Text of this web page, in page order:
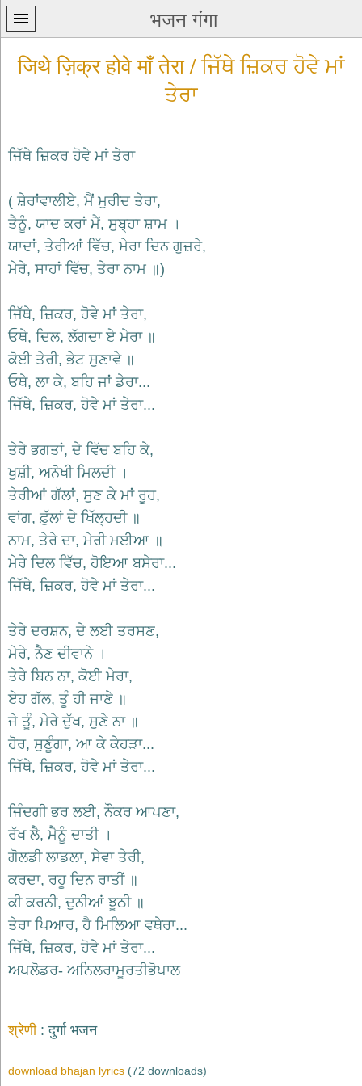
भजन गंगा
प्रथम
कृष्ण
भजन
krishna
bhajans
भजन
shiv
bhajans
हनुमान
भजन
hanuman
bhajans
भजन
bhajans
जैन
भजन
bhajans
दुर्गा
भजन
गणेश
भजन
ganesh
bhajans
राम
भजन
raam
bhajans
gurudev
विविध
भजन
miscellaneous
विष्णु
भजन
vishnu
bhajans
नाथ
balak
nath
जिथे ज़िक्र होवे माँ तेरा / ਜਿੱਥੇ ਜ਼ਿਕਰ ਹੋਵੇ ਮਾਂ
ਤੇਰਾ
ਜਿੱਥੇ ਜ਼ਿਕਰ ਹੋਵੇ ਮਾਂ ਤੇਰਾ
( ਸ਼ੇਰਾਂਵਾਲੀਏ, ਮੈਂ ਮੁਰੀਦ ਤੇਰਾ,
ਤੈਨੂੰ, ਯਾਦ ਕਰਾਂ ਮੈਂ, ਸੁਬ੍ਹਾ ਸ਼ਾਮ ।
ਯਾਦਾਂ, ਤੇਰੀਆਂ ਵਿੱਚ, ਮੇਰਾ ਦਿਨ ਗੁਜ਼ਰੇ,
ਮੇਰੇ, ਸਾਹਾਂ ਵਿੱਚ, ਤੇਰਾ ਨਾਮ ॥)
ਜਿੱਥੇ, ਜ਼ਿਕਰ, ਹੋਵੇ ਮਾਂ ਤੇਰਾ,
ਓਥੇ, ਦਿਲ, ਲੱਗਦਾ ਏ ਮੇਰਾ ॥
ਕੋਈ ਤੇਰੀ, ਭੇਟ ਸੁਣਾਵੇ ॥
ਓਥੇ, ਲਾ ਕੇ, ਬਹਿ ਜਾਂ ਡੇਰਾ...
ਜਿੱਥੇ, ਜ਼ਿਕਰ, ਹੋਵੇ ਮਾਂ ਤੇਰਾ...
ਤੇਰੇ ਭਗਤਾਂ, ਦੇ ਵਿੱਚ ਬਹਿ ਕੇ,
ਖੁਸ਼ੀ, ਅਨੋਖੀ ਮਿਲਦੀ ।
ਤੇਰੀਆਂ ਗੱਲਾਂ, ਸੁਣ ਕੇ ਮਾਂ ਰੂਹ,
ਵਾਂਗ, ਫ਼ੁੱਲਾਂ ਦੇ ਖਿੱਲ੍ਹਦੀ ॥
ਨਾਮ, ਤੇਰੇ ਦਾ, ਮੇਰੀ ਮਈਆ ॥
ਮੇਰੇ ਦਿਲ ਵਿੱਚ, ਹੋਇਆ ਬਸੇਰਾ...
ਜਿੱਥੇ, ਜ਼ਿਕਰ, ਹੋਵੇ ਮਾਂ ਤੇਰਾ...
ਤੇਰੇ ਦਰਸ਼ਨ, ਦੇ ਲਈ ਤਰਸਣ,
ਮੇਰੇ, ਨੈਣ ਦੀਵਾਨੇ ।
ਤੇਰੇ ਬਿਨ ਨਾ, ਕੋਈ ਮੇਰਾ,
ਏਹ ਗੱਲ, ਤੂੰ ਹੀ ਜਾਣੇ ॥
ਜੇ ਤੂੰ, ਮੇਰੇ ਦੁੱਖ, ਸੁਣੇ ਨਾ ॥
ਹੋਰ, ਸੁਣੂੰਗਾ, ਆ ਕੇ ਕੇਹੜਾ...
ਜਿੱਥੇ, ਜ਼ਿਕਰ, ਹੋਵੇ ਮਾਂ ਤੇਰਾ...
ਜਿੰਦਗੀ ਭਰ ਲਈ, ਨੌਕਰ ਆਪਣਾ,
ਰੱਖ ਲੈ, ਮੈਨੂੰ ਦਾਤੀ ।
ਗੋਲਡੀ ਲਾਡਲਾ, ਸੇਵਾ ਤੇਰੀ,
ਕਰਦਾ, ਰਹੂ ਦਿਨ ਰਾਤੀਂ ॥
ਕੀ ਕਰਨੀ, ਦੁਨੀਆਂ ਝੂਠੀ ॥
ਤੇਰਾ ਪਿਆਰ, ਹੈ ਮਿਲਿਆ ਵਥੇਰਾ...
ਜਿੱਥੇ, ਜ਼ਿਕਰ, ਹੋਵੇ ਮਾਂ ਤੇਰਾ...
ਅਪਲੋਡਰ- ਅਨਿਲਰਾਮੂਰਤੀਭੋਪਾਲ
श्रेणी दुर्गा भजन
download bhajan lyrics (72 downloads)